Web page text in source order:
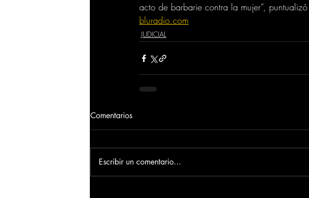
acto de barbarie contra la mujer”,
bluradio.com
JUDICIAL
Comentarios
Escribir un comentario...